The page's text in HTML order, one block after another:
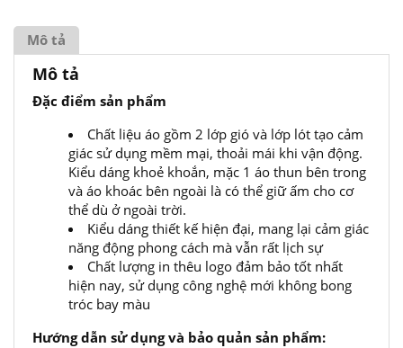
Mô tả
Mô tả
Đặc điểm sản phẩm
Chất liệu áo gồm 2 lớp gió và lớp lót tạo cảm
giác sử dụng mềm mại, thoải mái khi vận động.
Kiểu dáng khoẻ khoắn, mặc 1 áo thun bên trong
và áo khoác bên ngoài là có thể giữ ấm cho cơ
thể dù ở ngoài trời.
Kiểu dáng thiết kế hiện đại, mang lại cảm giác
năng động phong cách mà vẫn rất lịch sự
Chất lượng in thêu logo đảm bảo tốt nhất
hiện nay, sử dụng công nghệ mới không bong
tróc bay màu
Hướng dẫn sử dụng và bảo quản sản phẩm: